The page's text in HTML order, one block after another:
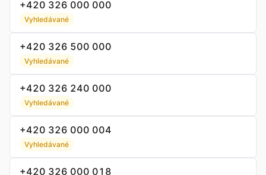
+420 326 000 000
Vyhledávané
+420 326 500 000
Vyhledávané
+420 326 240 000
Vyhledávané
+420 326 000 004
Vyhledávané
+420 326 000 018